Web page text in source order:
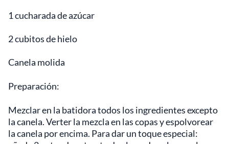
1 cucharada de azúcar
2 cubitos de hielo
Canela molida
Preparación:
Mezclar en la batidora todos los ingredientes excepto
la canela. Verter la mezcla en las copas y espolvorear
la canela por encima. Para dar un toque especial: